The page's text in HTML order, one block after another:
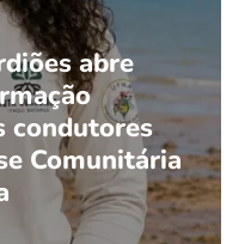
abre
condutores
Comunitária